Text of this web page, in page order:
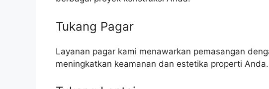
Tukang Pagar
Layanan pagar kami menawarkan pemasangan
meningkatkan keamanan dan estetika properti Anda.